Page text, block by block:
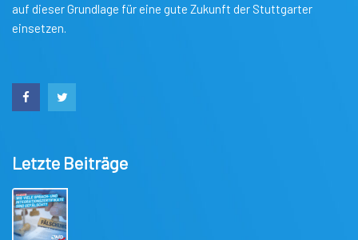
auf dieser Grundlage für eine gute Zukunft der Stuttgarter
einsetzen.
Letzte Beiträge